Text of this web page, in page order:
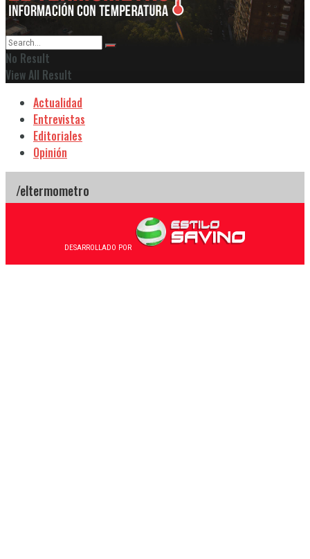
No Result
View All Result
Actualidad
Entrevistas
Editoriales
Opinión
DESARROLLADO POR